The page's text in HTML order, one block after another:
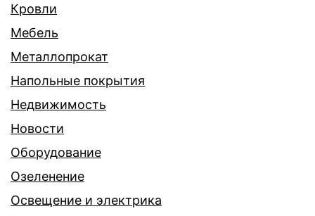
Кровли
Мебель
Металлопрокат
Напольные покрытия
Недвижимость
Новости
Оборудование
Озеленение
Освещение и электрика